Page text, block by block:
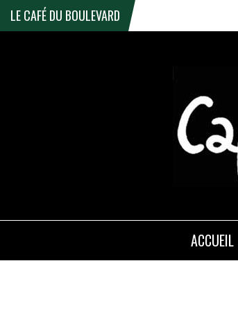
LE CAFÉ DU BOULEVARD
ACCUEIL